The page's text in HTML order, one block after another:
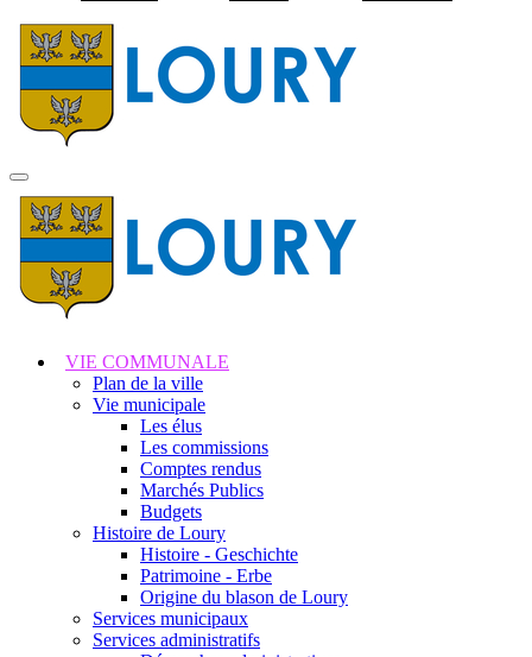
MENU
PRINCIPAL
VIE COMMUNALE
Plan de la ville
Vie municipale
Les élus
Les commissions
Comptes rendus
Marchés Publics
Budgets
Histoire de Loury
Histoire - Geschichte
Patrimoine - Erbe
Origine du blason de Loury
Services municipaux
Services administratifs